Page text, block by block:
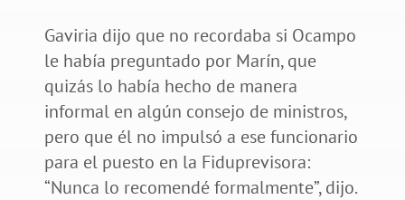
Gaviria dijo que no recordaba si Ocampo
le había preguntado por Marín, que
quizás lo había hecho de manera
informal en algún consejo de ministros,
pero que él no impulsó a ese funcionario
para el puesto en la Fiduprevisora:
“Nunca lo recomendé formalmente”, dijo.